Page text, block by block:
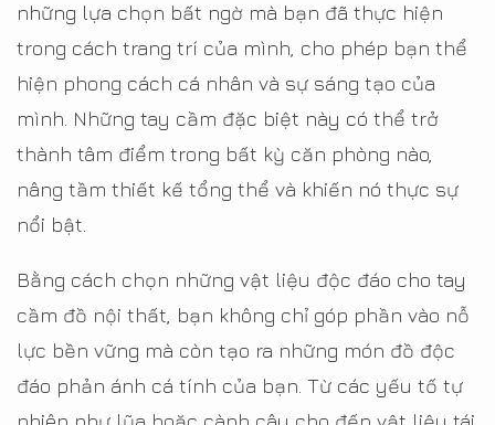
những lựa chọn bất ngờ mà bạn đã thực hiện
trong cách trang trí của mình, cho phép bạn thể
hiện phong cách cá nhân và sự sáng tạo của
mình. Những tay cầm đặc biệt này có thể trở
thành tâm điểm trong bất kỳ căn phòng nào,
nâng tầm thiết kế tổng thể và khiến nó thực sự
nổi bật.
Bằng cách chọn những vật liệu độc đáo cho tay
cầm đồ nội thất, bạn không chỉ góp phần vào nỗ
lực bền vững mà còn tạo ra những món đồ độc
đáo phản ánh cá tính của bạn. Từ các yếu tố tự